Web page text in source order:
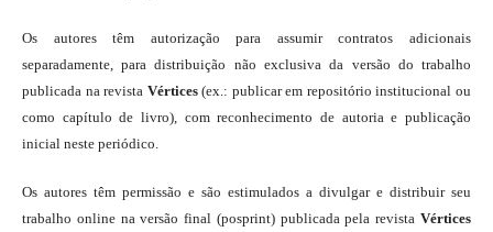
Os autores têm autorização para assumir contratos adicionais
separadamente, para distribuição não exclusiva da versão do trabalho
publicada na revista Vértices(ex.: publicar em repositório institucional ou
como capítulo de livro), com reconhecimento de autoria e publicação
inicial neste periódico.
Os autores têm permissão e são estimulados a divulgar e distribuir seu
trabalho online na versão final (posprint) publicada pela revistaVértices